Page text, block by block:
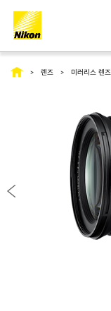
렌즈 미러리스 렌즈